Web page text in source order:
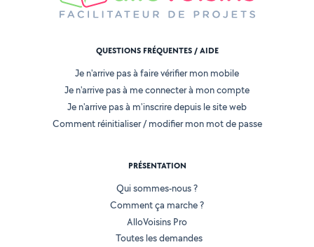
QUESTIONS FRÉQUENTES / AIDE
Je n'arrive pas à faire vérifier mon mobile
Je n'arrive pas à me connecter à mon compte
Je n'arrive pas à m'inscrire depuis le site web
Comment réinitialiser / modifier mon mot de passe
PRÉSENTATION
Qui sommes-nous ?
Comment ça marche ?
AlloVoisins Pro
Toutes les demandes